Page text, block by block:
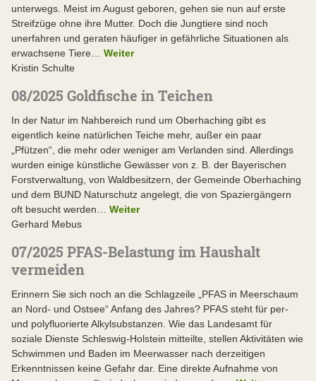
unterwegs. Meist im August geboren, gehen sie nun auf erste
Streifzüge ohne ihre Mutter. Doch die Jungtiere sind noch
unerfahren und geraten häufiger in gefährliche Situationen als
erwachsene Tiere… Weiter
Kristin Schulte
08/2025 Goldfische in Teichen
In der Natur im Nahbereich rund um Oberhaching gibt es
eigentlich keine natürlichen Teiche mehr, außer ein paar
„Pfützen“, die mehr oder weniger am Verlanden sind. Allerdings
wurden einige künstliche Gewässer von z. B. der Bayerischen
Forstverwaltung, von Waldbesitzern, der Gemeinde Oberhaching
und dem BUND Naturschutz angelegt, die von Spaziergängern
oft besucht werden… Weiter
Gerhard Mebus
07/2025 PFAS-Belastung im Haushalt
vermeiden
Erinnern Sie sich noch an die Schlagzeile „PFAS in Meerschaum
an Nord- und Ostsee“ Anfang des Jahres? PFAS steht für per-
und polyfluorierte Alkylsubstanzen. Wie das Landesamt für
soziale Dienste Schleswig-Holstein mitteilte, stellen Aktivitäten wie
Schwimmen und Baden im Meerwasser nach derzeitigen
Erkenntnissen keine Gefahr dar. Eine direkte Aufnahme von